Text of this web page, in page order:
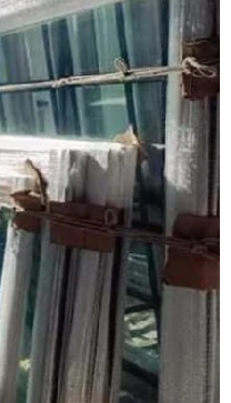
em são paulo
em sp